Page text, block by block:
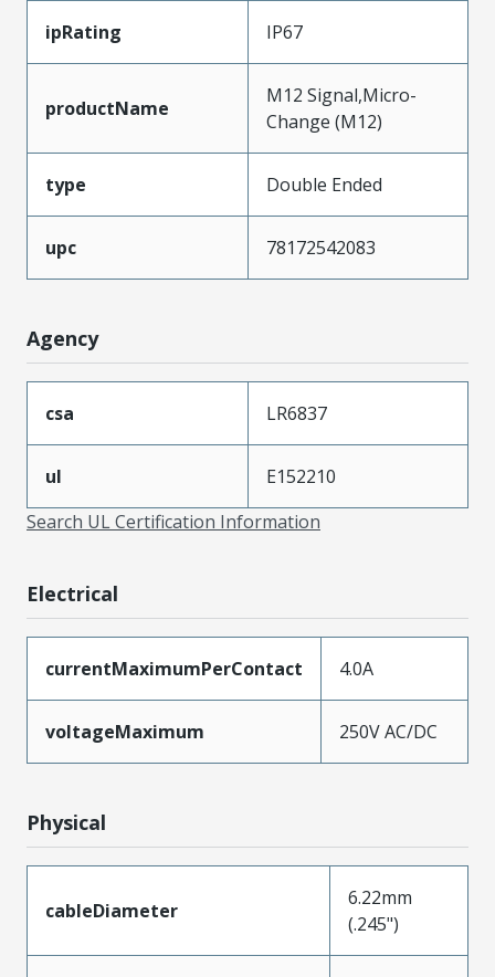
ipRating IP67
productName
M12 Signal,Micro-
Change (M12)
type Double Ended
upc 78172542083
Agency
csa LR6837
ul
E152210
Search UL Certification Information
Electrical
currentMaximumPerContact 4.0A
voltageMaximum 250V AC/DC
Physical
cableDiameter
6.22mm
(.245")